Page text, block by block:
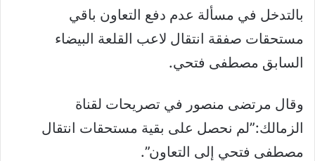
بالتدخل في مسألة عدم دفع التعاون باقي
مستحقات صفقة انتقال لاعب القلعة البيضاء
السابق مصطفى فتحي.
وقال ‏مرتضى منصور في تصريحات لقناة
الزمالك:”لم نحصل على بقية مستحقات انتقال
مصطفى فتحي إلى التعاون”.